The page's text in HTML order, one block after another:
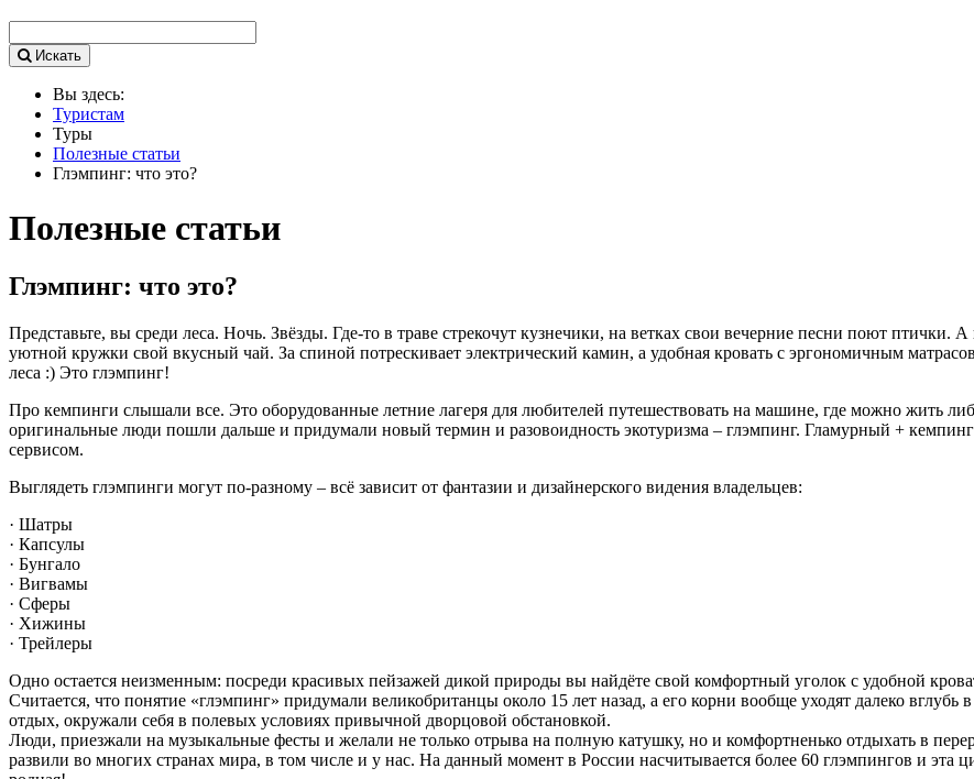
Искать
Вы здесь:
Туристам
Туры
Полезные статьи
Глэмпинг: что это?
Полезные статьи
Глэмпинг: что это?
Представьте, вы среди леса. Ночь. Звёзды. Где-то в траве стрекочут кузнечики, на ветках свои вечерние песни поют птички.
уютной кружки свой вкусный чай. За спиной потрескивает электрический камин, а удобная кровать с эргономичным
леса :) Это глэмпинг!
Про кемпинги слышали все. Это оборудованные летние лагеря для любителей путешествовать на машине, где можно жить
оригинальные люди пошли дальше и придумали новый термин и разовоидность экотуризма – глэмпинг. Гламурный +
сервисом.
Выглядеть глэмпинги могут по-разному – всё зависит от фантазии и дизайнерского видения владельцев:
· Шатры
· Капсулы
· Бунгало
· Вигвамы
· Сферы
· Хижины
· Трейлеры
Одно остается неизменным: посреди красивых пейзажей дикой природы вы найдёте свой комфортный уголок с удобной
Считается, что понятие «глэмпинг» придумали великобританцы около 15 лет назад, а его корни вообще уходят далеко вглубь
отдых, окружали себя в полевых условиях привычной дворцовой обстановкой.
Люди, приезжали на музыкальные фесты и желали не только отрыва на полную катушку, но и комфортненько отдыхать в
развили во многих странах мира, в том числе и у нас. На данный момент в России насчитывается более 60 глэмпингов и эта